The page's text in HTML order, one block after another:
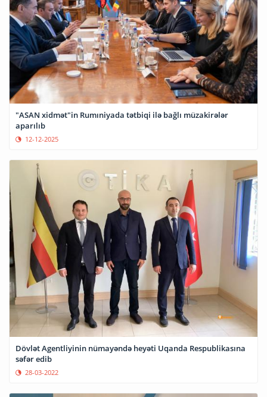
"ASAN xidmət"in Rumıniyada tətbiqi ilə bağlı müzakirələr
aparılıb
12-12-2025
Dövlət Agentliyinin nümayəndə heyəti Uqanda Respublikasına
səfər edib
28-03-2022